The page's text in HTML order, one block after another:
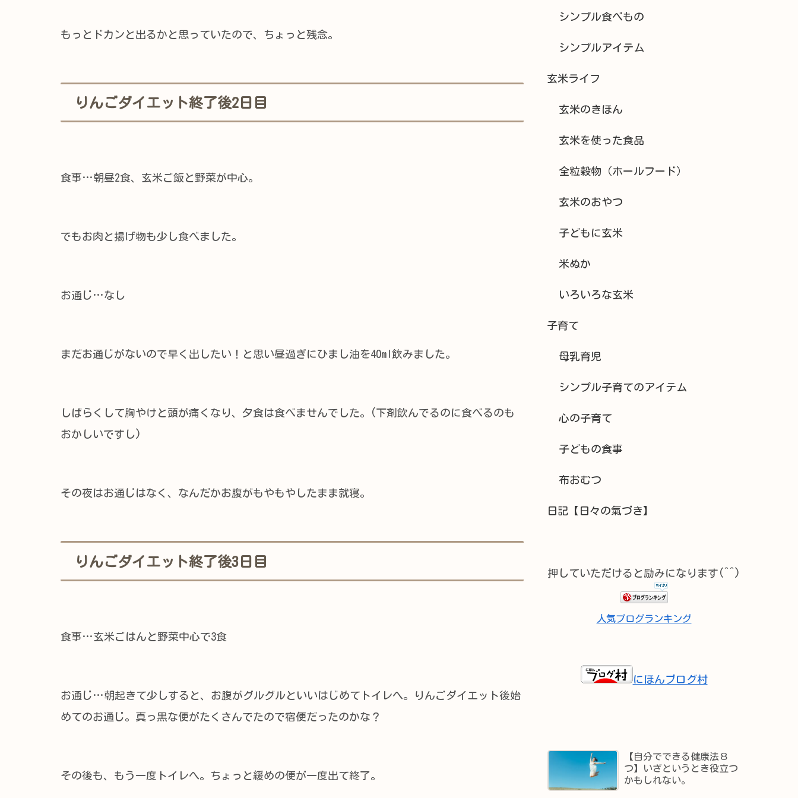
もっとドカンと出るかと思っていたので、ちょっと残念。
りんごダイエット終了後2日目
食事…朝昼2食、玄米ご飯と野菜が中心。
でもお肉と揚げ物も少し食べました。
お通じ…なし
まだお通じがないので早く出したい！と思い昼過ぎにひまし油を40ml飲みました。
しばらくして胸やけと頭が痛くなり、夕食は食べませんでした。(下剤飲んでるのに食べるのも
おかしいですし)
その夜はお通じはなく、なんだかお腹がもやもやしたまま就寝。
りんごダイエット終了後3日目
食事…玄米ごはんと野菜中心で3食
お通じ…朝起きて少しすると、お腹がグルグルといいはじめてトイレへ。りんごダイエット後始
めてのお通じ。真っ黒な便がたくさんでたので宿便だったのかな？
その後も、もう一度トイレへ。ちょっと緩めの便が一度出て終了。
シンプル食べもの
シンプルアイテム
玄米ライフ
玄米のきほん
玄米を使った食品
全粒穀物（ホールフード）
玄米のおやつ
子どもに玄米
米ぬか
いろいろな玄米
子育て
母乳育児
シンプル子育てのアイテム
心の子育て
子どもの食事
布おむつ
日記【日々の氣づき】
押していただけると励みになります(^^)
人気ブログランキング
にほんブログ村
【自分でできる健康法８
つ】いざというとき役立つ
かもしれない。